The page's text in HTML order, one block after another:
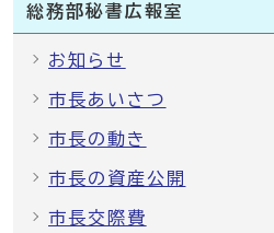
総務部秘書広報室
お知らせ
市長あいさつ
市長の動き
市長の資産公開
市長交際費